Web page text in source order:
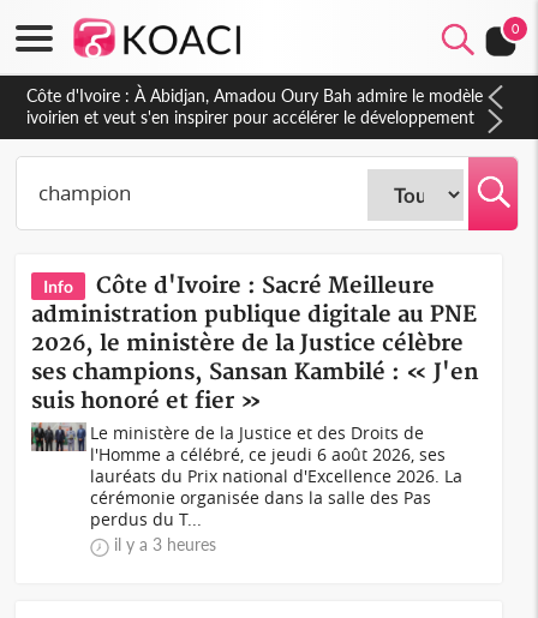
0
Côte d'Ivoire : 23 milliards FCFA de la France pour le métro
d'Abidjan et les Agoras : un nouveau coup d'accélérateur aux
projets structurants
Info
Côte d'Ivoire : Sacré Meilleure
administration publique digitale au PNE
2026, le ministère de la Justice célèbre
ses champions, Sansan Kambilé : « J'en
suis honoré et fier »
Le ministère de la Justice et des Droits de
l'Homme a célébré, ce jeudi 6 août 2026, ses
lauréats du Prix national d'Excellence 2026. La
cérémonie organisée dans la salle des Pas
perdus du T...
il y a 3 heures